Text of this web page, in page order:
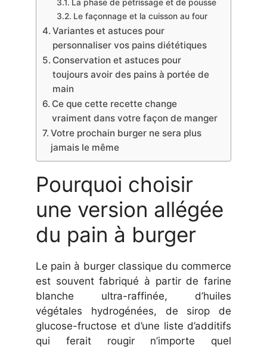
La phase de pétrissage et de pousse
Le façonnage et la cuisson au four
Variantes et astuces pour
personnaliser vos pains diététiques
Conservation et astuces pour
toujours avoir des pains à portée de
main
Ce que cette recette change
vraiment dans votre façon de manger
Votre prochain burger ne sera plus
jamais le même
Pourquoi choisir
une version allégée
du pain à burger
Le pain à burger classique du commerce
est souvent fabriqué à partir de farine
blanche ultra-raffinée, d’huiles
végétales hydrogénées, de sirop de
glucose-fructose et d’une liste d’additifs
qui ferait rougir n’importe quel